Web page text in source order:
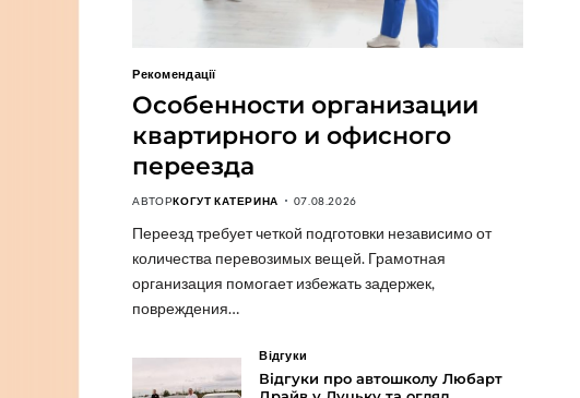
Рекомендації
Особенности организации
квартирного и офисного
переезда
АВТОРКОГУТ КАТЕРИНА 07.08.2026
Переезд требует четкой подготовки независимо от
количества перевозимых вещей. Грамотная
организация помогает избежать задержек,
повреждения…
Відгуки
Відгуки про автошколу Любарт